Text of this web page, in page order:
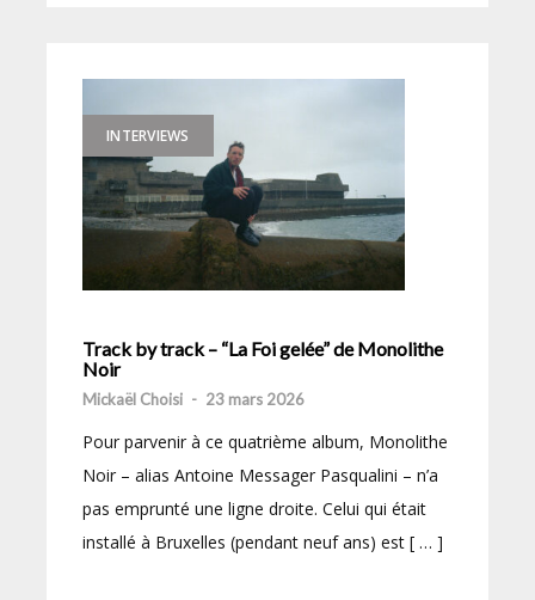
INTERVIEWS
Track by track – “La Foi gelée” de Monolithe
Noir
Mickaël Choisi - 23 mars 2026
Pour parvenir à ce quatrième album, Monolithe
Noir – alias Antoine Messager Pasqualini – n’a
pas emprunté une ligne droite. Celui qui était
installé à Bruxelles (pendant neuf ans) est [ … ]